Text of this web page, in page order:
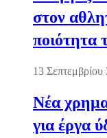
στον
ποιότητα
13 Σεπτεμβρίου
Νέα
για έργα